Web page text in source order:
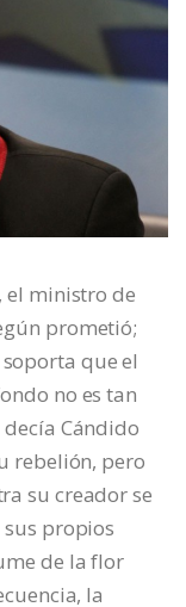
el ministro de
prometió;
que el
no es tan
Cándido
rebelión, pero
su creador se
propios
de la flor
la